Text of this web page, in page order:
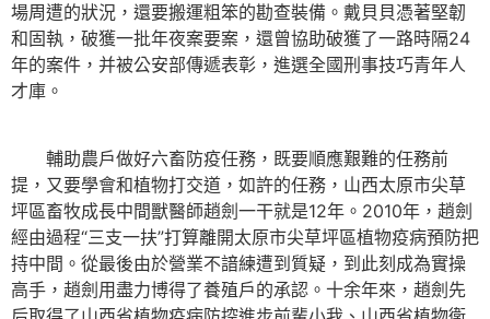
場周遭的狀況，還要搬運粗笨的勘查裝備。戴貝貝憑著堅韌
和固執，破獲一批年夜案要案，還曾協助破獲了一路時隔24
年的案件，并被公安部傳遞表彰，進選全國刑事技巧青年人
才庫。
輔助農戶做好六畜防疫任務，既要順應艱難的任務前
提，又要學會和植物打交道，如許的任務，山西太原市尖草
坪區畜牧成長中間獸醫師趙劍一干就是12年。2010年，趙劍
經由過程“三支一扶”打算離開太原市尖草坪區植物疫病預防把
持中間。從最後由於營業不諳練遭到質疑，到此刻成為實操
高手，趙劍用盡力博得了養殖戶的承認。十余年來，趙劍先